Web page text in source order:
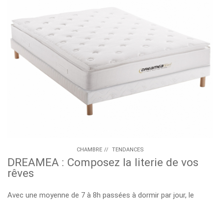
CHAMBRE // TENDANCES
DREAMEA : Composez la literie de vos
rêves
Avec une moyenne de 7 à 8h passées à dormir par jour, le